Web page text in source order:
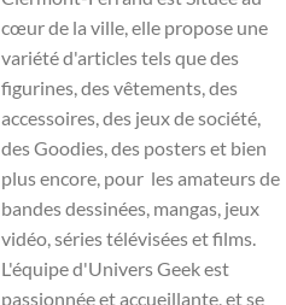
cœur de la ville, elle propose une
variété d'articles tels que des
figurines, des vêtements, des
accessoires, des jeux de société,
des Goodies, des posters et bien
plus encore, pour les amateurs de
bandes dessinées, mangas, jeux
vidéo, séries télévisées et films.
L'équipe d'Univers Geek est
passionnée et accueillante, et se